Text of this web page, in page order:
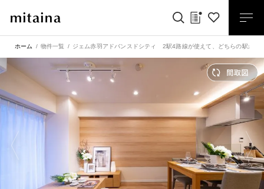
ホーム 物件一覧 ジェム赤羽アドバンスドシティ 2駅4路線が使えて、どちらの駅から